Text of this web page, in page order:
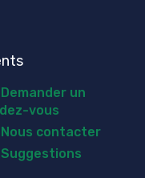
Demander un
vous
Nous contacter
Suggestions